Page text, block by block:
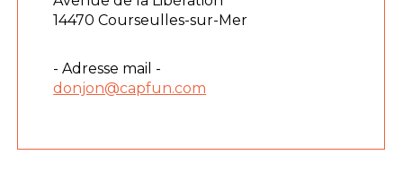
14470 Courseulles-sur-Mer
- Adresse mail -
donjon@capfun.com